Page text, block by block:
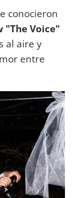
conocieron
"The Voice"
al aire y
entre